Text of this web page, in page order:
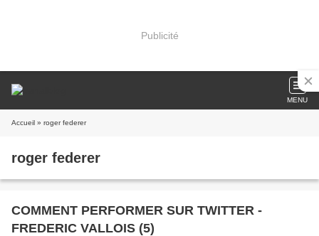
Publicité
MENU
Accueil » roger federer
roger federer
COMMENT PERFORMER SUR TWITTER -
FREDERIC VALLOIS (5)